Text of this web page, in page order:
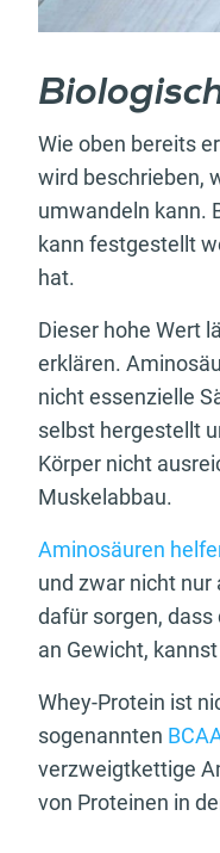
Wie oben bereits
wird beschrieben,
umwandeln kann.
kann festgestellt
hat.
Dieser hohe Wert
erklären.
nicht essenzielle
selbst hergestellt
Körper nicht
Muskelabbau.
Aminosäuren
und zwar nicht nur
dafür sorgen,
an Gewicht,
Whey-Protein ist
sogenannten
verzweigtkettige
von Proteinen in